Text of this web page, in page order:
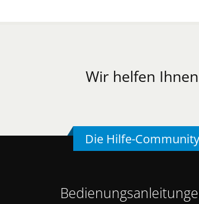
Wir helfen
Die Hilfe-